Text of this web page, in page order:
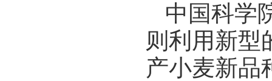
中国科学
则利用新型
产小麦新品